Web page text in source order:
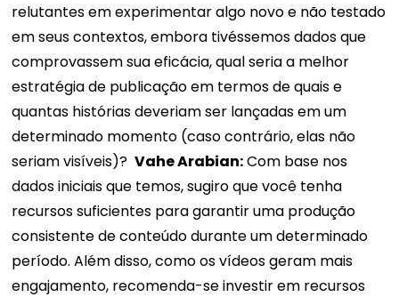
relutantes em experimentar algo novo e não testado
em seus contextos, embora tivéssemos dados que
comprovassem sua eficácia, qual seria a melhor
estratégia de publicação em termos de quais e
quantas histórias deveriam ser lançadas em um
determinado momento (caso contrário, elas não
seriam visíveis)? Vahe Arabian:Com base nos
dados iniciais que temos, sugiro que você tenha
recursos suficientes para garantir uma produção
consistente de conteúdo durante um determinado
período. Além disso, como os vídeos geram mais
engajamento, recomenda-se investir em recursos